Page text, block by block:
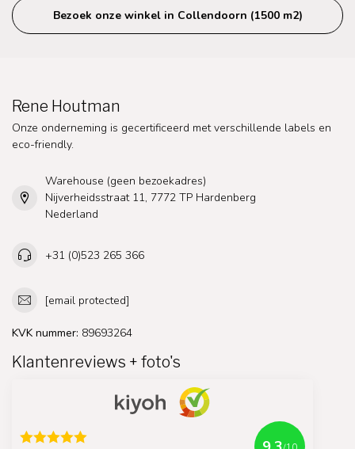
Bezoek onze winkel in Collendoorn (1500 m2)
Rene Houtman
Onze onderneming is gecertificeerd met verschillende labels en
eco-friendly.
Warehouse (geen bezoekadres)
Nijverheidsstraat 11, 7772 TP Hardenberg
Nederland
+31 (0)523 265 366
[email protected]
KVK nummer: 89693264
Klantenreviews + foto's